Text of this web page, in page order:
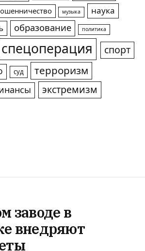
музыка
наука
образование политика
спецоперация спорт
суд терроризм
экстремизм
заводе в
внедряют